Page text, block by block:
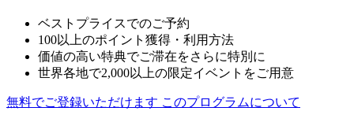
ベストプライスでのご予約
100以上のポイント獲得・利用方法
価値の高い特典でご滞在をさらに特別に
世界各地で2,000以上の限定イベントをご用意
無料でご登録いただけます このプログラムについて